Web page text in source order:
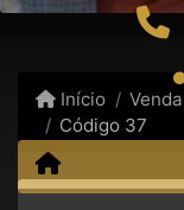
Início Venda
Código 37